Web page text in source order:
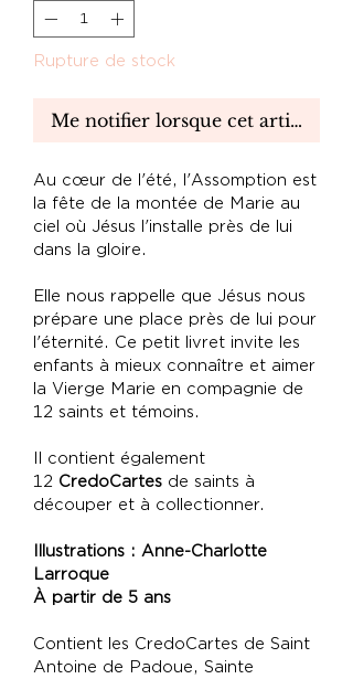
Rupture de stock
Me notifier lorsque cet article est
Au cœur de l'été, l'Assomption est
la fête de la montée de Marie au
ciel où Jésus l'installe près de lui
dans la gloire.
Elle nous rappelle que Jésus nous
prépare une place près de lui pour
l'éternité. Ce petit livret invite les
enfants à mieux connaître et aimer
la Vierge Marie en compagnie de
12 saints et témoins.
Il contient également
12 CredoCartes de saints à
découper et à collectionner.
Illustrations : Anne-Charlotte
Larroque
À partir de 5 ans
Contient les CredoCartes de Saint
Antoine de Padoue, Sainte